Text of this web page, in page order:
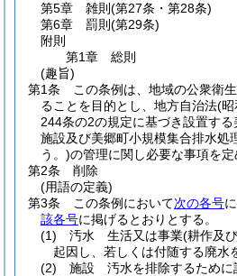
第5章
雑則 (第27条・第28条)
第6章
罰則 (第29条)
附則
第1章
総則
(趣旨)
第1条
この条例は、地域の公衆衛
ることを目的とし、地方自治法(昭
244条の2の規定に基づき設置す
施設及び美郷町小規模集合排水処
う。)の管理に関し必要な事項を定
第2条
削除
(用語の定義)
第3条
この条例において次の各号
該各号に掲げるとおりとする。
(1)
汚水 生活又は事業(耕作及
起因し、若しくは付随する廃水
(2)
施設 汚水を排除するために